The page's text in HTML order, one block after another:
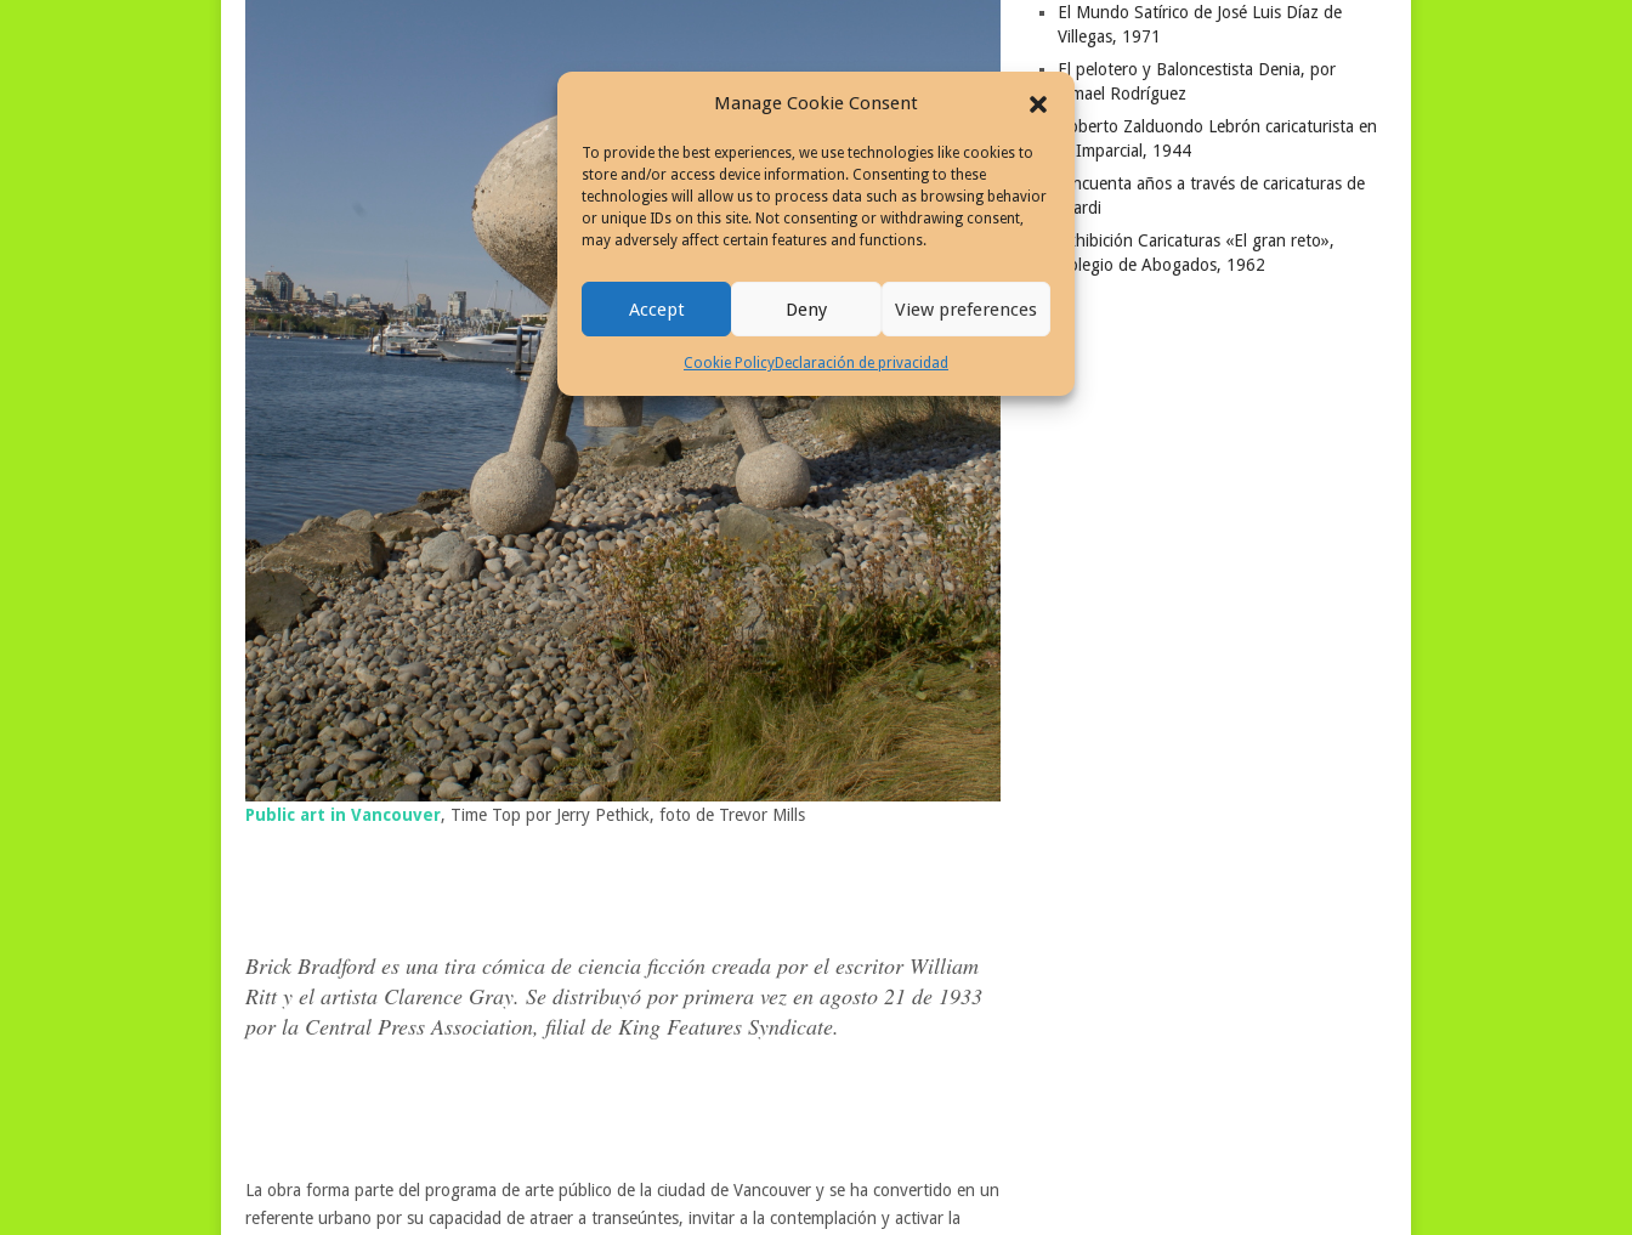
Manage Cookie Consent
To provide the best experiences, we use technologies like cookies to
store and/or access device information. Consenting to these
technologies will allow us to process data such as browsing behavior
or unique IDs on this site. Not consenting or withdrawing consent,
may adversely affect certain features and functions.
Accept Deny View preferences
Cookie PolicyDeclaración de privacidad
Public art in Vancouver, Time Top por Jerry Pethick, foto de Trevor Mills
Brick Bradford es una tira cómica de ciencia ficción creada por el escritor William
Ritt y el artista Clarence Gray. Se distribuyó por primera vez en agosto 21 de 1933
por la Central Press Association, filial de King Features Syndicate.
La obra forma parte del programa de arte público de la ciudad de Vancouver y se ha convertido en un
referente urbano por su capacidad de atraer a transeúntes, invitar a la contemplación y activar la
El Mundo Satírico de José Luis Díaz de
Villegas, 1971
El pelotero y Baloncestista Denia, por
Ismael Rodríguez
Roberto Zalduondo Lebrón caricaturista en
El Imparcial, 1944
Cincuenta años a través de caricaturas de
Filardi
Exhibición Caricaturas «El gran reto»,
Colegio de Abogados, 1962